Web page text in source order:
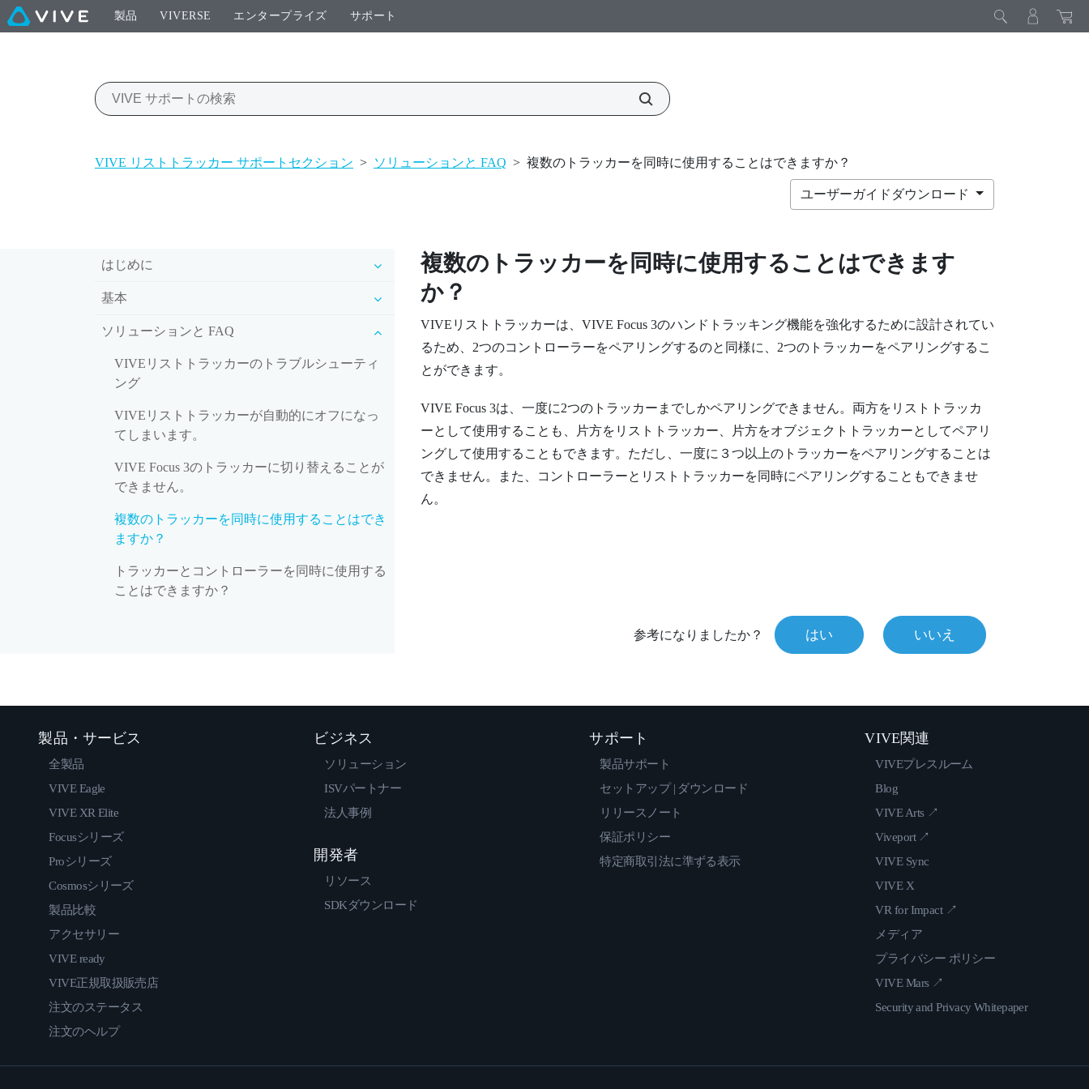
製品 VIVERSE エンタープライズ サポート
VIVE リストトラッカー サポートセクション > ソリューションと FAQ > 複数のトラッカーを同時に使用することはできますか？
ユーザーガイドダウンロード
はじめに
基本
ソリューションと FAQ
VIVEリストトラッカーのトラブルシューティ
ング
VIVEリストトラッカーが自動的にオフになっ
てしまいます。
VIVE Focus 3のトラッカーに切り替えることが
できません。
複数のトラッカーを同時に使用することはでき
ますか？
トラッカーとコントローラーを同時に使用する
ことはできますか？
複数のトラッカーを同時に使用することはできます
か？
VIVEリストトラッカーは、 VIVE Focus 3のハンドトラッキング機能を強化するために設計されてい
るため、2つのコントローラーをペアリングするのと同様に、2つのトラッカーをペアリングするこ
とができます。
VIVE Focus 3は、一度に2つのトラッカーまでしかペアリングできません。両方をリストトラッカ
ーとして使用することも、片方をリストトラッカー、片方をオブジェクトトラッカーとしてペアリ
ングして使用することもできます。ただし、一度に３つ以上のトラッカーをペアリングすることは
できません。また、コントローラーとリストトラッカーを同時にペアリングすることもできませ
ん。
参考になりましたか？ はい いいえ
製品・サービス
全製品
VIVE Eagle
VIVE XR Elite
Focusシリーズ
Proシリーズ
Cosmosシリーズ
製品比較
アクセサリー
VIVE ready
VIVE正規取扱販売店
注文のステータス
注文のヘルプ
ビジネス
ソリューション
ISVパートナー
法人事例
開発者
リソース
SDKダウンロード
サポート
製品サポート
セットアップ | ダウンロード
リリースノート
保証ポリシー
特定商取引法に準ずる表示
VIVE関連
VIVEプレスルーム
Blog
VIVE Arts ↗
Viveport ↗
VIVE Sync
VIVE X
VR for Impact ↗
メディア
プライバシー ポリシー
VIVE Mars ↗
Security and Privacy Whitepaper